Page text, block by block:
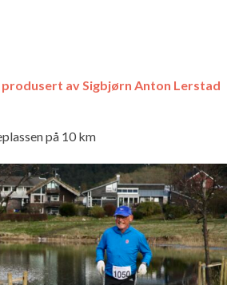
av Sigbjørn Anton Lerstad
på 10 km